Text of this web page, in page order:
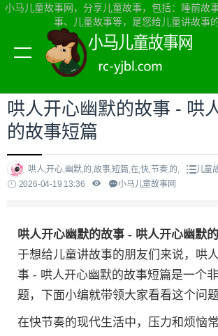
小马儿童故事网，分享儿童故事，包括：睡前故
事、儿童故事等，是您给儿童讲故事
当前位置：小马儿童故事网首页>儿童故事
哄人开心幽默的故事 - 哄
的故事短篇
哄人,开心,幽默,的,故事,短篇,在,快,节奏,的,
儿童
2026-04-19 13:36
小马儿童故事网
哄人开心幽默的故事 - 哄人开心幽默
于想给儿童讲故事的朋友们来说，哄
事 - 哄人开心幽默的故事短篇是一个
题，下面小编就带领大家看看这个问题
在快节奏的现代生活中，压力和烦恼